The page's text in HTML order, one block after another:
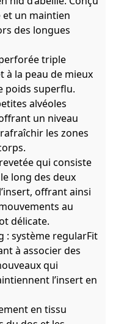
un maintien
des longues
triple
à la peau de mieux
poids superflu.
alvéoles
un niveau
les zones
qui consiste
long des deux
offrant ainsi
au
délicate.
: système regularFit
à associer des
qui
l’insert en
en tissu